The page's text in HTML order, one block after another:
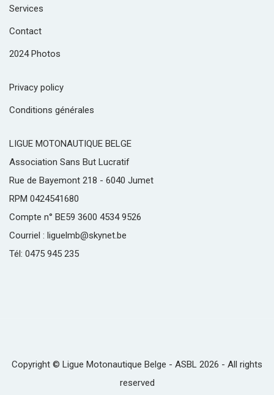
Services
Contact
2024 Photos
Privacy policy
Conditions générales
LIGUE MOTONAUTIQUE BELGE
Association Sans But Lucratif
Rue de Bayemont 218 - 6040 Jumet
RPM 0424541680
Compte n° BE59 3600 4534 9526
Courriel : liguelmb@skynet.be
Tél: 0475 945 235
Copyright © Ligue Motonautique Belge - ASBL 2026 - All rights
reserved